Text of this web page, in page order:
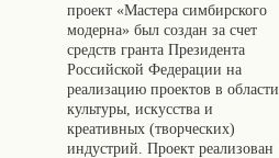
проект «Мастера симбирского
модерна» был создан за счет
средств гранта Президента
Российской Федерации на
реализацию проектов в области
культуры, искусства и
креативных (творческих)
индустрий. Проект реализован